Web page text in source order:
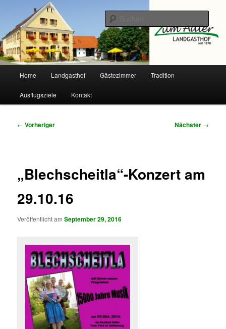
Inhalt
springenLandgasthof Adler
Home Landgasthof Gästezimmer Tradition
Ausflugsziele Kontakt
Beitragsnavigation
← Vorheriger Nächster →
„Blechscheitla“-Konzert am
29.10.16
Veröffentlicht amSeptember 29, 2016